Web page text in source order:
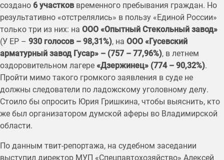
создано 6 участков временного пребывания граждан. Но
результативно «отстрелялись» в пользу «Единой России»
только три из них: на ООО «Опытный Стекольный завод»
(У ЕР – 930 голосов – 98,31%), на ООО «Гусевский
арматурный завод Гусар» – (757 – 77,96%), в летнем
оздоровительном лагере «Дзержинец» (774 – 90,32%).
Пройти мимо такого громкого заявления в суде не
должны следователи по ладожскому уголовному делу.
Стоило бы опросить Юрия Гришкина, чтобы выяснить, кто
же был организатором думской аферы во Владимирской
области.
По данным твит-репортажа, на судебном заседании
выступил директор МУП «Спецпавтохозяйство» Алексей